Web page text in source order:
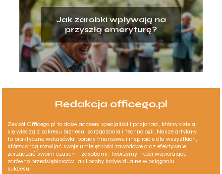
Jak zarobki wpływają na
przyszłą emeryturę?
Redakcja officego.pl
Zespół Officego.pl to doświadczeni specjaliści i pasjonaci, którzy dzielą
się wiedzą z zakresu biznesu, zarządzania i technologii. Nasze artykuły
to praktyczne wskazówki, porady finansowe i inspiracje dla wszystkich,
którzy chcą rozwijać swoje umiejętności zawodowe oraz efektywnie
zarządzać swoim czasem i zasobami. Tworzymy treści wspierające
zarówno przedsiębiorców, jak i osoby indywidualne w osiąganiu
sukcesu.